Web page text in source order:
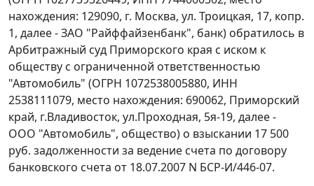
нахождения: 129090, г. Москва, ул. Троицкая, 17, копр.
1, далее - ЗАО "Райффайзенбанк", банк) обратилось в
Арбитражный суд Приморского края с иском к
обществу с ограниченной ответственностью
"Автомобиль" (ОГРН 1072538005880, ИНН
2538111079, место нахождения: 690062, Приморский
край, г.Владивосток, ул.Проходная, 5я-19, далее -
ООО "Автомобиль", общество) о взыскании 17 500
руб. задолженности за ведение счета по договору
банковского счета от 18.07.2007 N БСР-И/446-07.